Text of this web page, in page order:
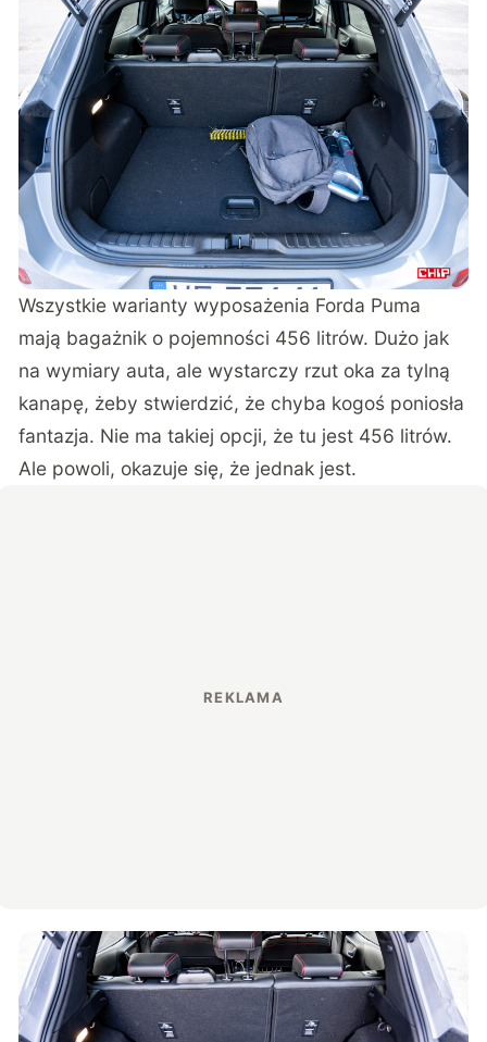
Wszystkie warianty wyposażenia Forda Puma
mają bagażnik o pojemności 456 litrów. Dużo jak
na wymiary auta, ale wystarczy rzut oka za tylną
kanapę, żeby stwierdzić, że chyba kogoś poniosła
fantazja. Nie ma takiej opcji, że tu jest 456 litrów.
Ale powoli, okazuje się, że jednak jest.